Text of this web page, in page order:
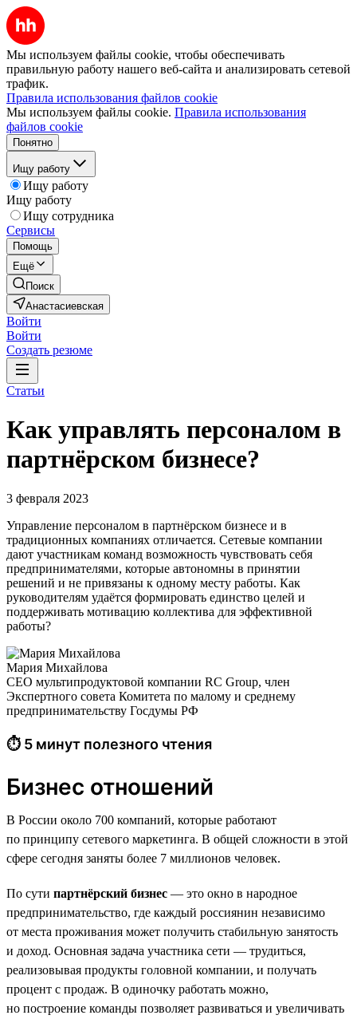
Мы используем файлы cookie, чтобы обеспечивать
правильную работу нашего веб-сайта и анализировать сетевой
трафик.
Правила использования файлов cookie
Мы используем файлы cookie. Правила использования
файлов cookie
Понятно
Ищу работу
Ищу работу
Ищу работу
Ищу сотрудника
Сервисы
Помощь
Ещё
Поиск
Анастасиевская
Войти
Войти
Создать резюме
Статьи
Как управлять персоналом в
партнёрском бизнесе?
3 февраля 2023
Управление персоналом в партнёрском бизнесе и в
традиционных компаниях отличается. Сетевые компании
дают участникам команд возможность чувствовать себя
предпринимателями, которые автономны в принятии
решений и не привязаны к одному месту работы. Как
руководителям удаётся формировать единство целей и
поддерживать мотивацию коллектива для эффективной
работы?
Мария Михайлова
CEO мультипродуктовой компании RC Group, член
Экспертного совета Комитета по малому и среднему
предпринимательству Госдумы РФ
⏱ 5 минут полезного чтения
Бизнес отношений
В России около 700 компаний, которые работают
по принципу сетевого маркетинга. В общей сложности в этой
сфере сегодня заняты более 7 миллионов человек.
По сути партнёрский бизнес — это окно в народное
предпринимательство, где каждый россиянин независимо
от места проживания может получить стабильную занятость
и доход. Основная задача участника сети — трудиться,
реализовывая продукты головной компании, и получать
процент с продаж. В одиночку работать можно,
но построение команды позволяет развиваться и увеличивать